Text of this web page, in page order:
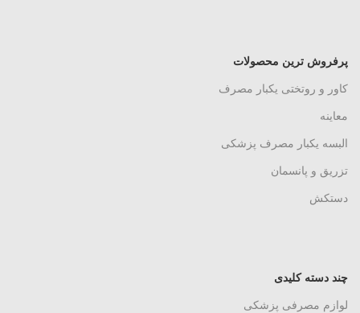
پرفروش ترین محصولات
کاور و روتختی یکبار مصرف
معاینه
البسه یکبار مصرف پزشکی
تزریق و پانسمان
دستکش
چند دسته کلیدی
لوازم مصرفی پزشکی